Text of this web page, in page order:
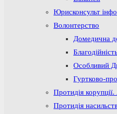
Юрисконсульт
Волонтерство
Домедична
Особливий
Гуртково-
Протидія
Протидія